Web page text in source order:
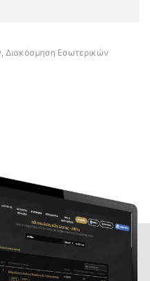
Διακόσμηση Εσωτερικών